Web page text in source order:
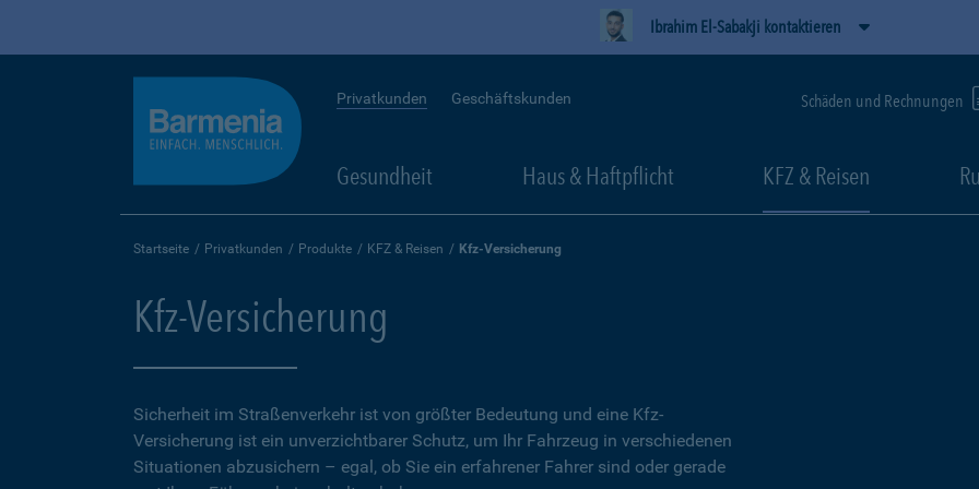
Ibrahim El-Sabakji kontaktieren
Privatkunden Geschäftskunden Schäden und Rechnungen
Gesundheit Haus & Haftpflicht KFZ & Reisen
Startseite Privatkunden Produkte KFZ & Reisen Kfz-Versicherung
Kfz-Versicherung
Sicherheit im Straßenverkehr ist von größter Bedeutung und eine Kfz-
Versicherung ist ein unverzichtbarer Schutz, um Ihr Fahrzeug in verschiedenen
Situationen abzusichern – egal, ob Sie ein erfahrener Fahrer sind oder gerade